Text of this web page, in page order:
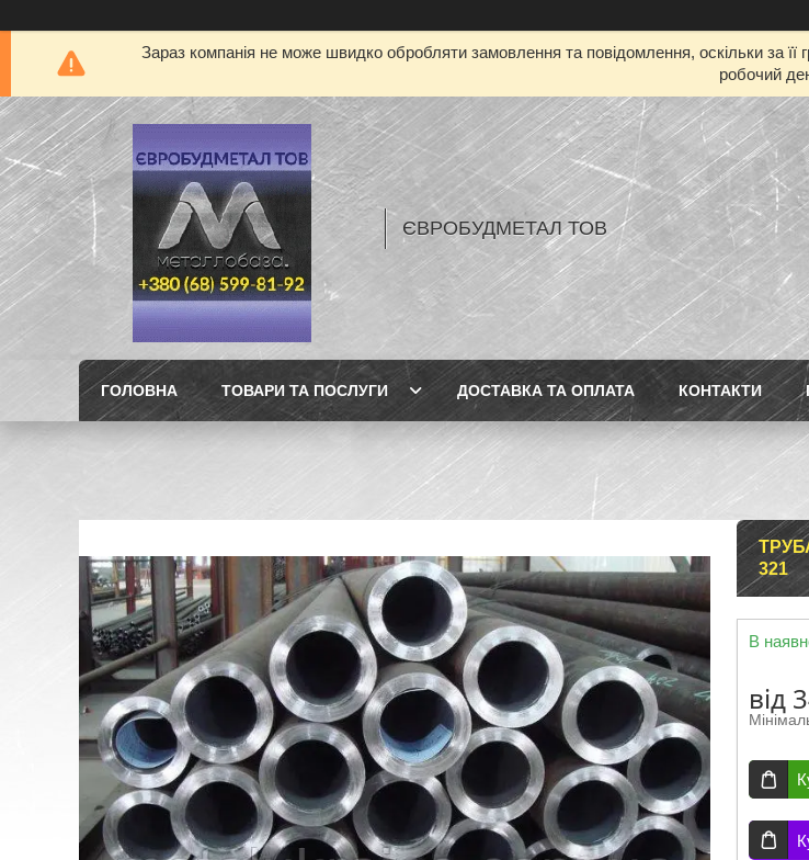
Зараз компанія не може швидко обробляти замовлення та повідомлення, оскільки за
робочий
ЄВРОБУДМЕТАЛ ТОВ
ГОЛОВНА ТОВАРИ ТА ПОСЛУГИ ДОСТАВКА ТА ОПЛАТА КОНТАКТИ
321
В
від